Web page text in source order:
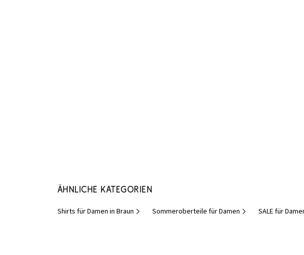
Ähnliche Kategorien
Shirts für Damen in Braun Sommeroberteile für Damen SALE für